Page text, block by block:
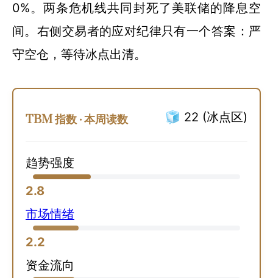
0%。两条危机线共同封死了美联储的降息空
间。右侧交易者的应对纪律只有一个答案：严
守空仓，等待冰点出清。
TBM 指数 · 本周读数 🧊 22 (冰点区)
趋势强度
2.8
市场情绪
2.2
资金流向